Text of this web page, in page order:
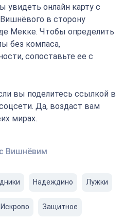
увидеть онлайн карту с
в сторону
Мекке. Чтобы определить
без компаса,
сопоставьте ее с
вы поделитесь ссылкой в
Да, воздаст вам
мирах.
Вишнёвим
Надеждино Лужки
Искрово Защитное